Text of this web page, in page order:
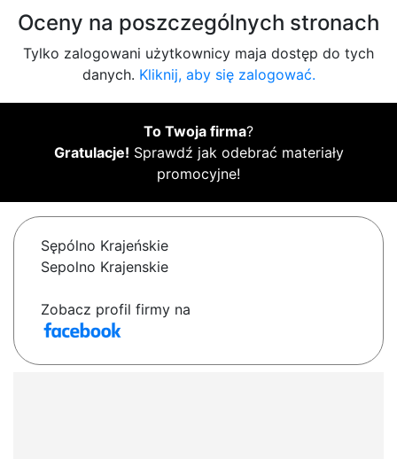
Oceny na poszczególnych stronach
Tylko zalogowani użytkownicy maja dostęp do tych
danych. Kliknij, aby się zalogować.
To Twoja firma?
Gratulacje! Sprawdź jak odebrać materiały
promocyjne!
Sępólno Krajeńskie
Sepolno Krajenskie
Zobacz profil firmy na